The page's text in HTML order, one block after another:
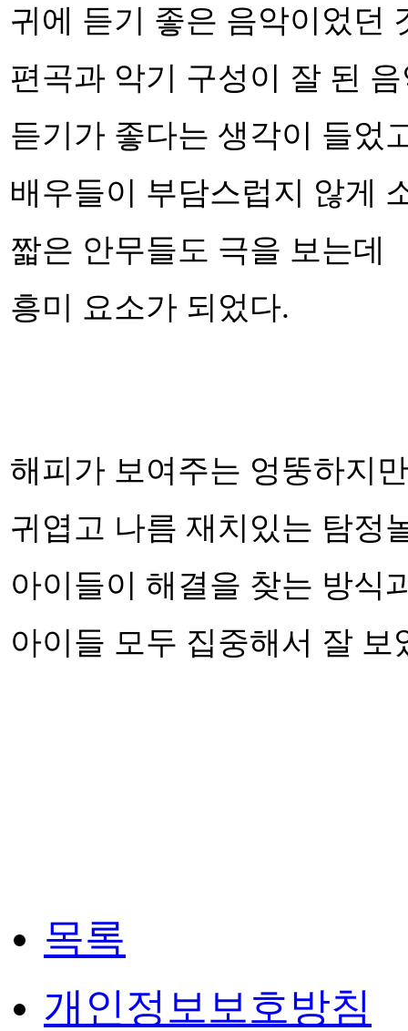
귀에 듣기 좋은 음악이었던
편곡과 악기 구성이 잘 된
듣기가 좋다는 생각이 들었
배우들이 부담스럽지 않게
짧은 안무들도 극을 보는데
흥미 요소가 되었다.
해피가 보여주는 엉뚱하지만
귀엽고 나름 재치있는 탐정
아이들이 해결을 찾는 방식
아이들 모두 집중해서 잘 보
목록
개인정보보호방침